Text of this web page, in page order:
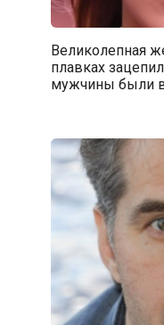
Великолепная
плавках
мужчины были